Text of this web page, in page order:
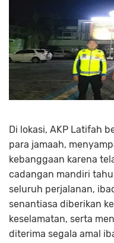
Di lokasi, AKP Latifah
para jamaah,
kebanggaan karena
cadangan mandiri
seluruh perjalanan,
senantiasa diberikan
keselamatan, serta
diterima segala amal